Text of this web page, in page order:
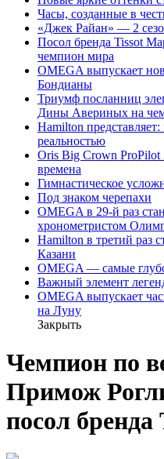
Часы, созданные в
«Джек Райан» — 2
Посол бренда Tissot
чемпион мира
OMEGA выпускает
Бондианы
Триумф посланниц
Дины Авериных на
Hamilton
реальностью
Oris Big Crown
времена
Гимнастическое
Под знаком черепахи
OMEGA в 29-й раз
хронометристом
Hamilton в третий раз
Казани
OMEGA — самые
Важный элемент
OMEGA выпускает
на Луну
Закрыть
Чемпион по
Примож
посол бренда